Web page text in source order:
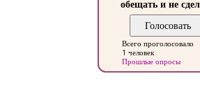
обещать и не
Всего проголосовало
1 человек
Прошлые опросы